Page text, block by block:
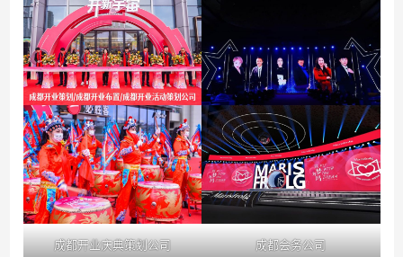
成都开业庆典策划公司 成都会务公司